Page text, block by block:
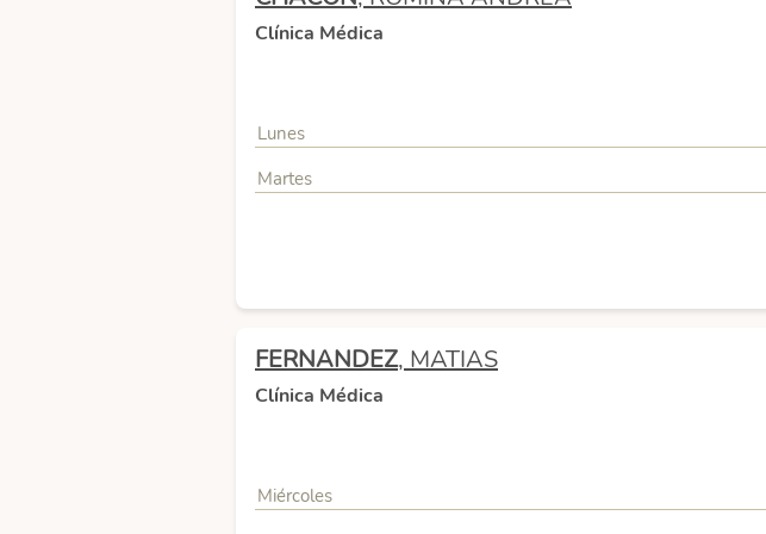
Clínica Médica
Lunes
Martes
FERNANDEZ, MATIAS
Clínica Médica
Miércoles